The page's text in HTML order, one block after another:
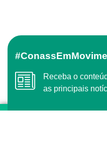
Receba o conteúdo semanal do Conass com
as principais